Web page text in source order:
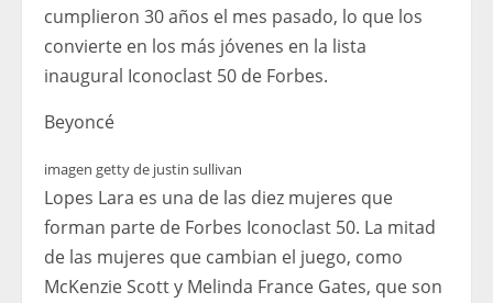
cumplieron 30 años el mes pasado, lo que los
convierte en los más jóvenes en la lista
inaugural Iconoclast 50 de Forbes.
Beyoncé
imagen getty de justin sullivan
Lopes Lara es una de las diez mujeres que
forman parte de Forbes Iconoclast 50. La mitad
de las mujeres que cambian el juego, como
McKenzie Scott y Melinda France Gates, que son